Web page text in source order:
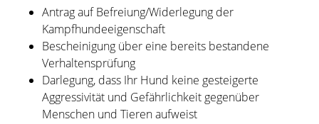
Antrag auf Befreiung/Widerlegung der
Kampfhundeeigenschaft
Bescheinigung über eine bereits bestandene
Verhaltensprüfung
Darlegung, dass Ihr Hund keine gesteigerte
Aggressivität und Gefährlichkeit gegenüber
Menschen und Tieren aufweist